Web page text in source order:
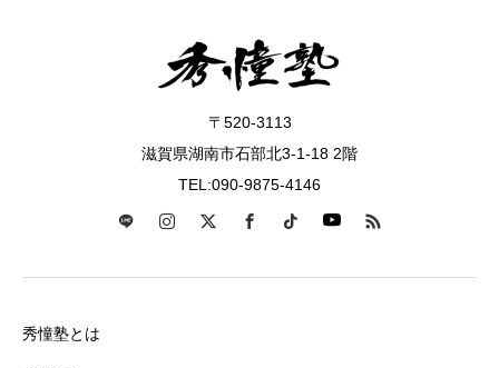
〒520-3113
滋賀県湖南市石部北3-1-18 2階
TEL:090-9875-4146
秀憧塾とは